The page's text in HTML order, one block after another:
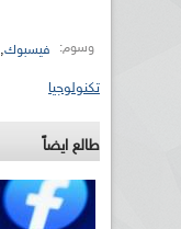
وسوم: فيسبوك,
تكنولوجيا
طالع ايضاً